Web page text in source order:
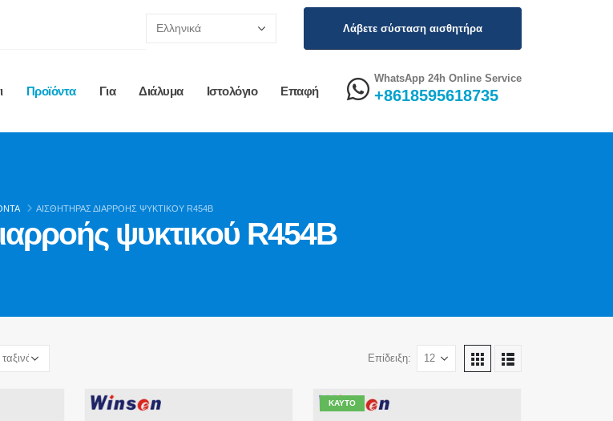
Λάβετε σύσταση αισθητήρα
Προϊόντα Για Διάλυμα Ιστολόγιο Επαφή
WhatsApp 24h Online Service
+8618595618735
ΑΙΣΘΗΤΉΡΑΣ ΔΙΑΡΡΟΉΣ ΨΥΚΤΙΚΟΎ R454B
ψυκτικού R454B
Επίδειξη:
ΚΑΥΤΌ